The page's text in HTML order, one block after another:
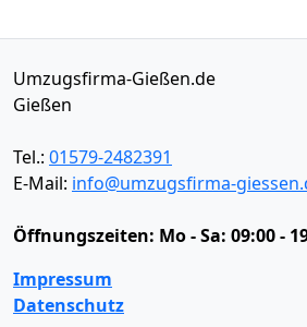
Umzugsfirma-Gießen.de
Gießen
Tel.: 01579-2482391
E-Mail: info@umzugsfirma-
Öffnungszeiten: Mo - Sa: 09:00 -
Impressum
Datenschutz